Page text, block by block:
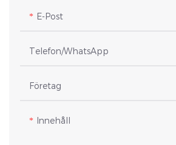
E-Post
Telefon/whatsApp
Företag
Innehåll